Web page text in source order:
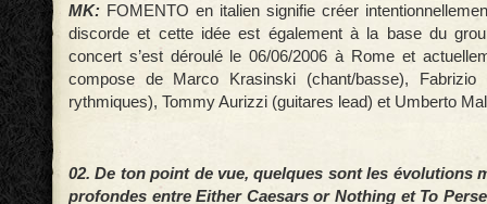
MK: FOMENTO en italien signifie créer
discorde et cette idée est également à la base du
concert s’est déroulé le 06/06/2006 à Rome et
compose de Marco Krasinski (chant/basse), Fabrizio
rythmiques), Tommy Aurizzi (guitares lead) et Umberto
02. De ton point de vue, quelques sont les évolutions
profondes entre Either Caesars or Nothing et To